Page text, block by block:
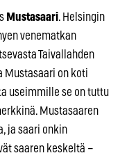
Mustasaari. Helsingin
venematkan
Taivallahden
Mustasaari on koti
useimmille se on tuttu
Mustasaaren
ja saari onkin
saaren keskeltä –